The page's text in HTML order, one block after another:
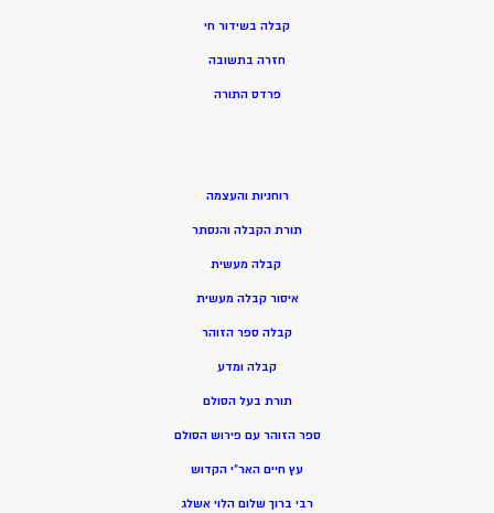
קבלה בשידור חי
חזרה בתשובה
פרדס התורה
רוחניות והעצמה
תורת הקבלה והנסתר
קבלה מעשית
איסור קבלה מעשית
קבלה ספר הזוהר
קבלה ומדע
תורת בעל הסולם
ספר הזוהר עם פירוש הסולם
עץ חיים האר”י הקדוש
רבי ברוך שלום הלוי אשלג